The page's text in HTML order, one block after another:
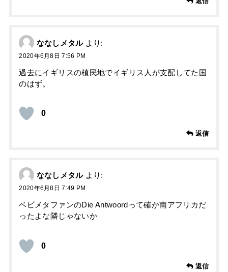
ななしメタル より:
2020年6月8日 7:56 PM
過去にイギリスの植民地でイギリス人が支配してた国
のはず。
0
返信
ななしメタル より:
2020年6月8日 7:49 PM
ベビメタファンのDie Antwoordって確か南アフリカだ
ったよな隣じゃないか
0
返信